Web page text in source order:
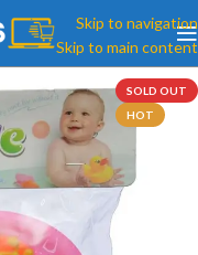
Skip to navigation
Skip to main content
SOLD OUT
HOT